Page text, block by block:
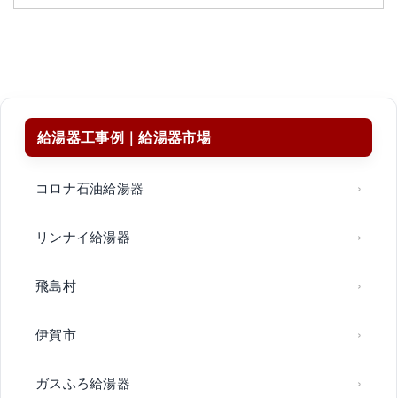
給湯器工事例｜給湯器市場
コロナ石油給湯器
リンナイ給湯器
飛島村
伊賀市
ガスふろ給湯器